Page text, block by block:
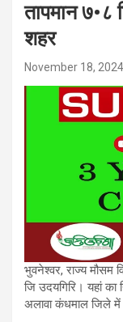
तापमान ७•८
शहर
November 18, 2024
भुवनेश्वर, राज्य मौसम
जि उदयगिरि। यहां
अलावा कंधमाल जिले